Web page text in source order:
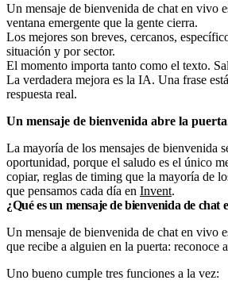
Un mensaje de bienvenida de chat en vivo
ventana emergente que la gente cierra.
Los mejores son breves, cercanos,
situación y por sector.
El momento importa tanto como el texto.
La verdadera mejora es la IA. Una frase
respuesta real.
Un mensaje de bienvenida abre la
La mayoría de los mensajes de bienvenida
oportunidad, porque el saludo es el único
copiar, reglas de timing que la mayoría de
que pensamos cada día en Invent.
¿Qué es un mensaje de bienvenida de chat
Un mensaje de bienvenida de chat en vivo
que recibe a alguien en la puerta: reconoce
Uno bueno cumple tres funciones a la vez: